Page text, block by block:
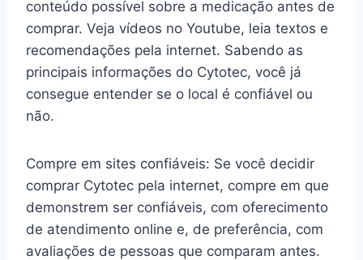
conteúdo possível sobre a medicação antes de
comprar. Veja vídeos no Youtube, leia textos e
recomendações pela internet. Sabendo as
principais informações do Cytotec, você já
consegue entender se o local é confiável ou
não.
Compre em sites confiáveis: Se você decidir
comprar Cytotec pela internet, compre em que
demonstrem ser confiáveis, com oferecimento
de atendimento online e, de preferência, com
avaliações de pessoas que comparam antes.